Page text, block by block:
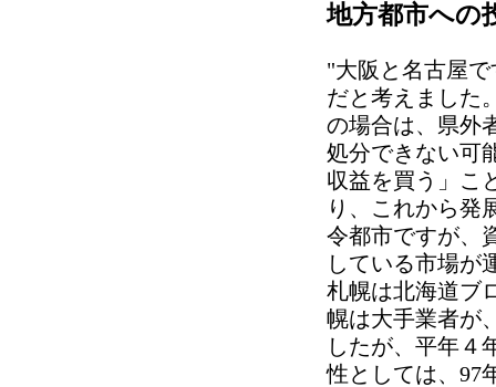
地方都市への
"大阪と名古屋
だと考えました
の場合は、県外
処分できない可
収益を買う」こ
り、これから発
令都市ですが、
している市場が
札幌は北海道ブ
幌は大手業者が
したが、平年４
性としては、97